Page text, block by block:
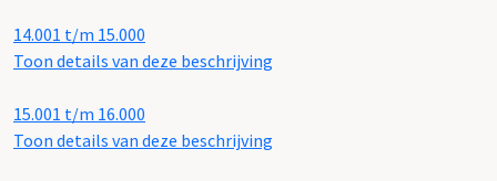
14.001 t/m 15.000
Toon details van deze beschrijving
15.001 t/m 16.000
Toon details van deze beschrijving